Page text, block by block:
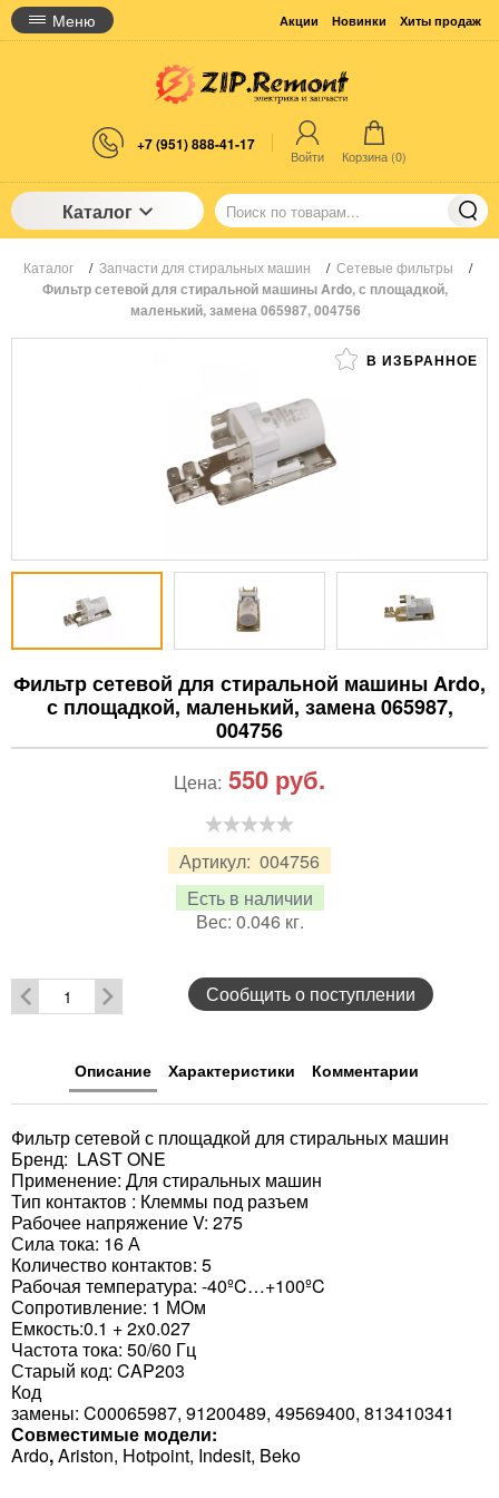
Меню Акции Новинки Хиты продаж
+7 (951) 888-41-17
Войти Корзина (0)
Каталог
Каталог / Запчасти для стиральных машин / Сетевые фильтры /
Фильтр сетевой для стиральной машины Ardo, с площадкой,
маленький, замена 065987, 004756
В ИЗБРАННОЕ
Фильтр сетевой для стиральной машины Ardo,
с площадкой, маленький, замена 065987,
004756
Артикул: 004756
Есть в наличии
Вес: 0.046 кг.
Цена: 550 руб.
Сообщить о поступлении
Описание Характеристики Комментарии
Фильтр сетевой с площадкой для стиральных машин
Бренд: LAST ONE
Применение: Для стиральных машин
Тип контактов : Клеммы под разъем
Рабочее напряжение V: 275
Сила тока: 16 А
Количество контактов: 5
Рабочая температура: -40ºC…+100ºC
Сопротивление: 1 МОм
Емкость:0.1 + 2x0.027
Частота тока: 50/60 Гц
Старый код: CAP203
Код
замены: C00065987, 91200489, 49569400, 813410341
Совместимые модели:
Ardo,Ariston, Hotpoint, Indesit, Beko